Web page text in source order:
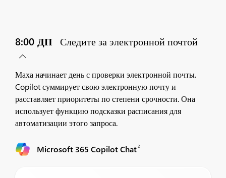
8:00 ДП Следите за электронной почтой
Маха начинает день с проверки электронной почты.
Copilot суммирует свою электронную почту и
расставляет приоритеты по степени срочности. Она
использует функцию подсказки расписания для
автоматизации этого запроса.
Microsoft 365 Copilot Chat2